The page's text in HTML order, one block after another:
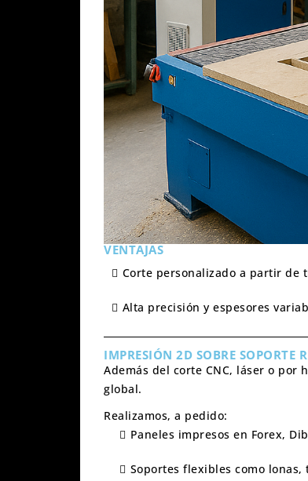
VENTAJAS
Corte personalizado a partir de
Alta precisión y espesores
IMPRESIÓN 2D SOBRE SOPORTE
Además del corte CNC, láser o
global.
Realizamos, a pedido:
Paneles impresos en Forex,
Soportes flexibles como